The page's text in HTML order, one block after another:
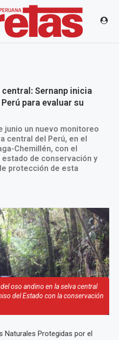
Sernanp inicia
para evaluar su
junio un nuevo monitoreo
central del Perú, en el
Chemillén, con el
de conservación y
protección de esta
oso andino en la selva central
del Estado con la conservación
Naturales Protegidas por el